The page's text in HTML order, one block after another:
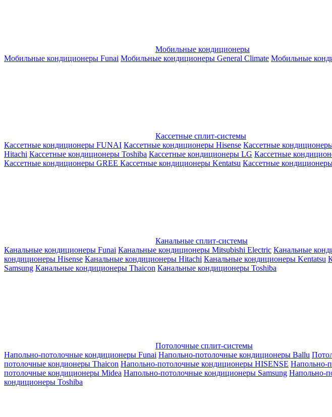
Мобильные кондиционеры
Мобильные кондиционеры Funai Мобильные кондиционеры General Climate Мобильные
Кассетные сплит-системы
Кассетные кондиционеры FUNAI Кассетные кондиционеры Hisense Кассетные
Hitachi Кассетные кондиционеры Toshiba Кассетные кондиционеры LG Кассетные
Кассетные кондиционеры GREE Кассетные кондиционеры Kentatsu Кассетные
Канальные сплит-системы
Канальные кондиционеры Funai Канальные кондиционеры Mitsubishi Electric Канальные
кондиционеры Hisense Канальные кондиционеры Hitachi Канальные кондиционеры Kentatsu
Samsung Канальные кондиционеры Thaicon Канальные кондиционеры Toshiba
Потолочные сплит-системы
Напольно-потолочные кондиционеры Funai Напольно-потолочные кондиционеры Ballu
потолочные кондионеры Thaicon Напольно-потолочные кондиционеры HISENSE Напольно-
потолочные кондиционеры Midea Напольно-потолочные кондиционеры Samsung Напольно-
кондиционеры Toshiba